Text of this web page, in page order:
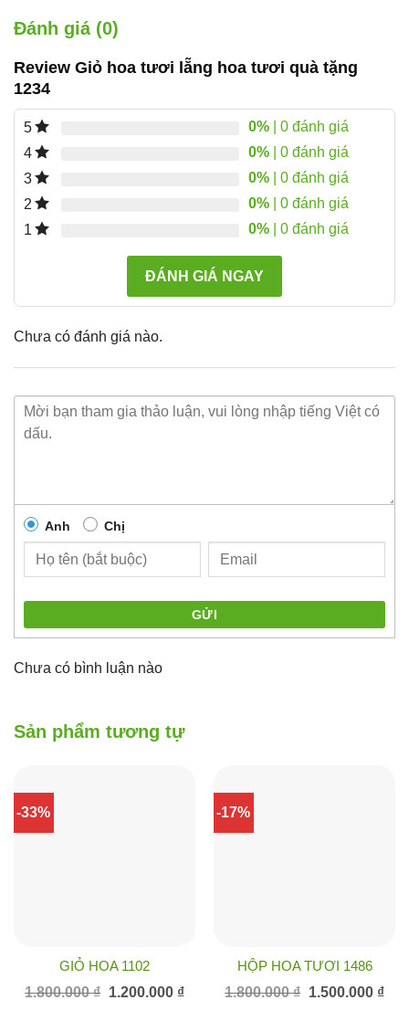
Đánh giá (0)
Review Giỏ hoa tươi lẵng hoa tươi quà tặng
1234
5 0% | 0 đánh giá
4
0% | 0 đánh giá
3
0% | 0 đánh giá
2
0% | 0 đánh giá
1
0% | 0 đánh giá
ĐÁNH GIÁ NGAY
Chưa có đánh giá nào.
Anh Chị
GỬI
Chưa có bình luận nào
Sản phẩm tương tự
-33%
GIỎ HOA 1102
1.800.000₫
Giá
1.200.000 ₫Giá
-17%
HỘP HOA TƯƠI 1486
1.800.000₫
Giá
1.500.000 ₫Giá